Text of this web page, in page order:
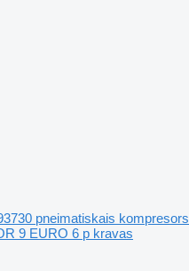
pneimatiskais kompresors
9 EURO 6 p kravas